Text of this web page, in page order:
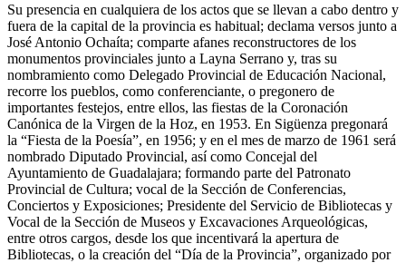
Su presencia en cualquiera de los actos que se llevan a cabo dentro y
fuera de la capital de la provincia es habitual; declama versos junto a
José Antonio Ochaíta; comparte afanes reconstructores de los
monumentos provinciales junto a Layna Serrano y, tras su
nombramiento como Delegado Provincial de Educación Nacional,
recorre los pueblos, como conferenciante, o pregonero de
importantes festejos, entre ellos, las fiestas de la Coronación
Canónica de la Virgen de la Hoz, en 1953. En Sigüenza pregonará
la “Fiesta de la Poesía”, en 1956; y en el mes de marzo de 1961 será
nombrado Diputado Provincial, así como Concejal del
Ayuntamiento de Guadalajara; formando parte del Patronato
Provincial de Cultura; vocal de la Sección de Conferencias,
Conciertos y Exposiciones; Presidente del Servicio de Bibliotecas y
Vocal de la Sección de Museos y Excavaciones Arqueológicas,
entre otros cargos, desde los que incentivará la apertura de
Bibliotecas, o la creación del “Día de la Provincia”, organizado por